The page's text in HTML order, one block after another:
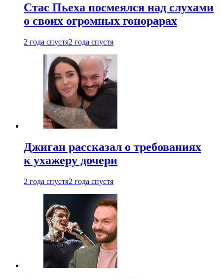
Стас Пьеха посмеялся над слухами
о своих огромных гонорарах
2 года спустя2 года спустя
Джиган рассказал о требованиях
к ухажеру дочери
2 года спустя2 года спустя